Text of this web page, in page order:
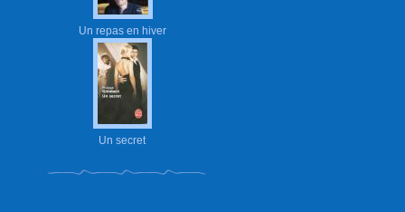
Un repas en hiver
Un secret